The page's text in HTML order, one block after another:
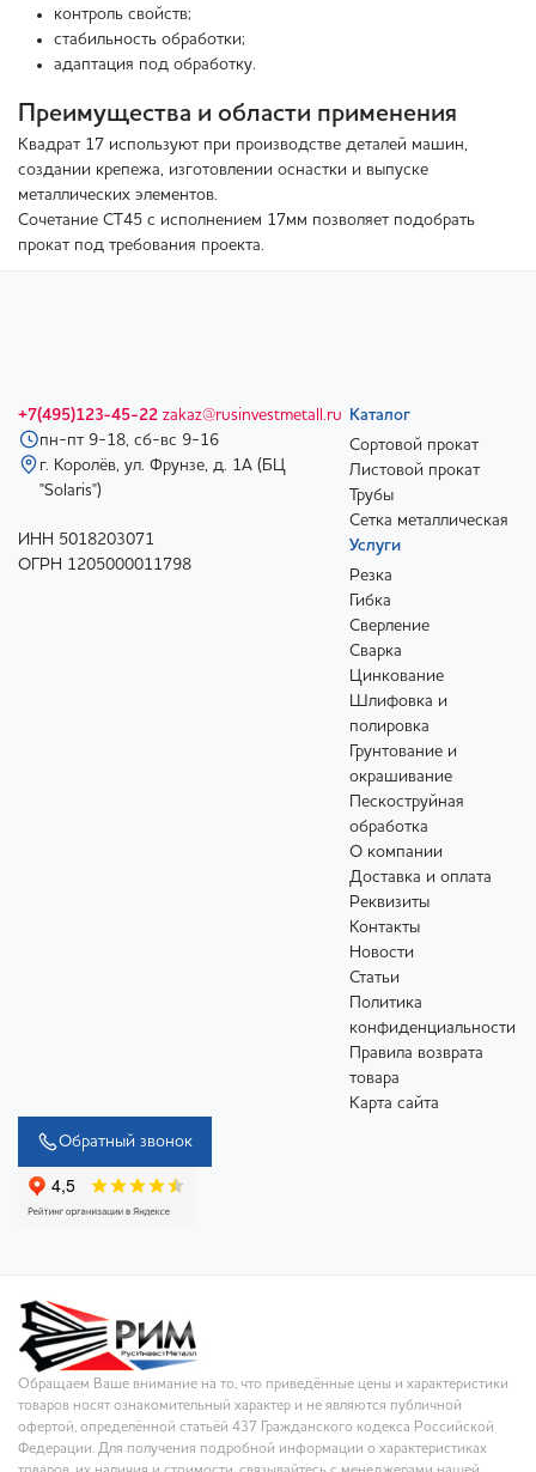
контроль свойств;
стабильность обработки;
адаптация под обработку.
Преимущества и области применения
Квадрат 17 используют при производстве деталей машин,
создании крепежа, изготовлении оснастки и выпуске
металлических элементов.
Сочетание СТ45 с исполнением 17мм позволяет подобрать
прокат под требования проекта.
+7(495)123-45-22 zakaz@rusinvestmetall.ru
пн-пт 9-18, сб-вс 9-16
г. Королёв, ул. Фрунзе, д. 1А (БЦ
"Solaris")
ИНН 5018203071
ОГРН 1205000011798
Каталог
Сортовой прокат
Листовой прокат
Трубы
Сетка металлическая
Услуги
Резка
Гибка
Сверление
Сварка
Цинкование
Шлифовка и
полировка
Грунтование и
окрашивание
Пескоструйная
обработка
О компании
Доставка и оплата
Реквизиты
Контакты
Новости
Статьи
Политика
конфиденциальности
Правила возврата
товара
Карта сайта
Обратный звонок
Обращаем Ваше внимание на то, что приведённые цены и характеристики
товаров носят ознакомительный характер и не являются публичной
офертой, определённой статьёй 437 Гражданского кодекса Российской
Федерации. Для получения подробной информации о характеристиках